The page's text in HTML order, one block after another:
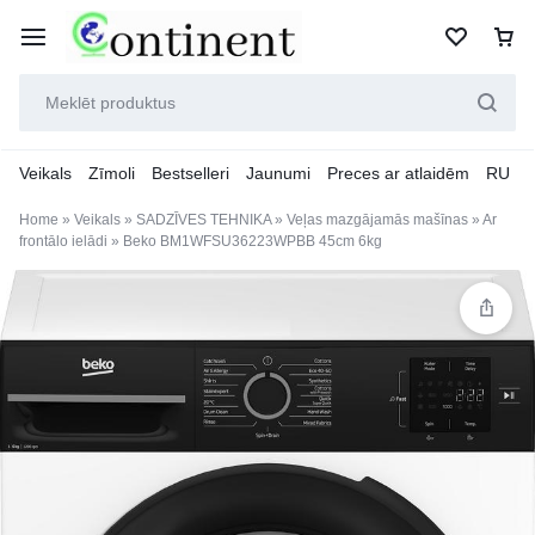
Veikals Zīmoli Bestselleri Jaunumi Preces ar atlaidēm RU
Home » Veikals » SADZĪVES TEHNIKA» Veļas mazgājamās mašīnas » Ar
frontālo ielādi » Beko BM1WFSU36223WPBB 45cm 6kg